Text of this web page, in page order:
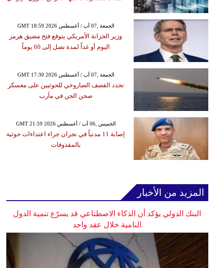
GMT 18:59 2026 الجمعة ,07 آب / أغسطس
وزير الخزانة الأمريكي يتوقع فتح مضيق هرمز
اليوم أو غداً لمدة تصل إلى 60 يوماً
GMT 17:30 2026 الجمعة ,07 آب / أغسطس
تجدد القصف الصاروخي للحوثيين على معسكر
صحن الجن في مأرب
GMT 21:59 2026 الخميس ,06 آب / أغسطس
إصابة 11 مدنياً في نجران جراء اعتداءات حوثية
بالمقذوفات
المزيد من الأخبار
البنك الدولي يؤكد أن الذكاء الاصطناعي قد يسرّع تنمية الدول
النامية خلال عقد واحد